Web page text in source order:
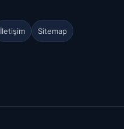
İletişim Sitemap